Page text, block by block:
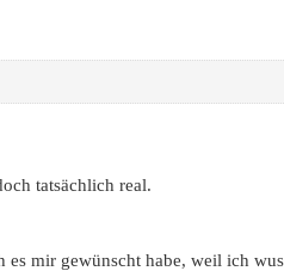
tatsächlich real.
mir gewünscht habe, weil ich